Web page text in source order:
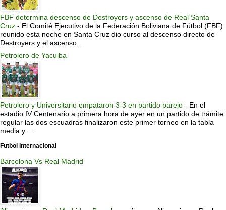
FBF determina descenso de Destroyers y ascenso de Real Santa
Cruz - El Comité Ejecutivo de la Federación Boliviana de Fútbol (FBF)
reunido esta noche en Santa Cruz dio curso al descenso directo de
Destroyers y el ascenso ...
Petrolero de Yacuiba
Petrolero y Universitario empataron 3-3 en partido parejo - En el
estadio IV Centenario a primera hora de ayer en un partido de trámite
regular las dos escuadras finalizaron este primer torneo en la tabla
media y ...
Futbol Internacional
Barcelona Vs Real Madrid